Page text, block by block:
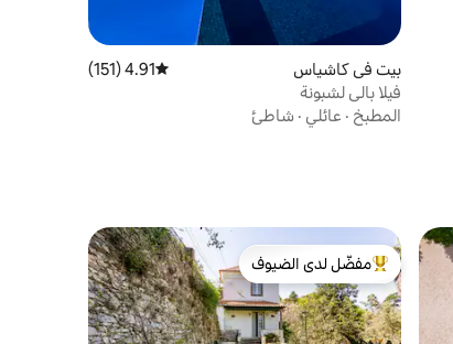
بيت في كاشياس متوسط التقييم 4.91 من 5، 151 مراجعات
4.91 (151)
فيلا بالي لشبونة
المطبخ · عائلي · شاطئ
من أبرز البيوت المفضّلة لدى الضيوف
مفضّل لدى الضيوف